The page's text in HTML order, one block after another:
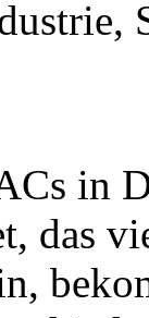
in
das